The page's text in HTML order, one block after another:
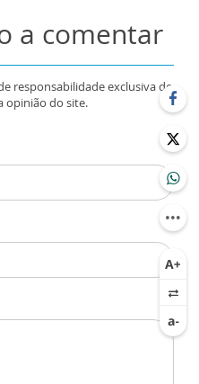
a comentar
responsabilidade exclusiva de
opinião do site.